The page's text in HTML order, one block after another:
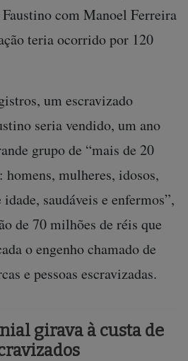
com Manoel Ferreira
teria ocorrido por 120
um escravizado
seria vendido, um ano
grupo de “mais de 20
homens, mulheres, idosos,
saudáveis e enfermos”,
de 70 milhões de réis que
o engenho chamado de
e pessoas escravizadas.
girava à custa de